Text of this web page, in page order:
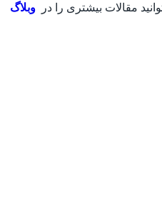
مقالات بیشتری را در وبلاگ